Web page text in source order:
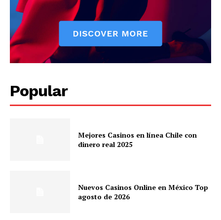
Popular
Mejores Casinos en línea Chile con
dinero real 2025
Nuevos Casinos Online en México Top
agosto de 2026